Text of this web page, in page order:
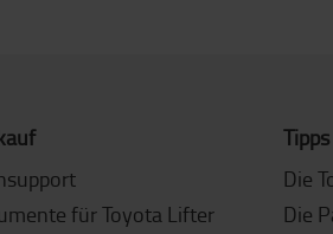
für Toyota Lifter
Die
Die